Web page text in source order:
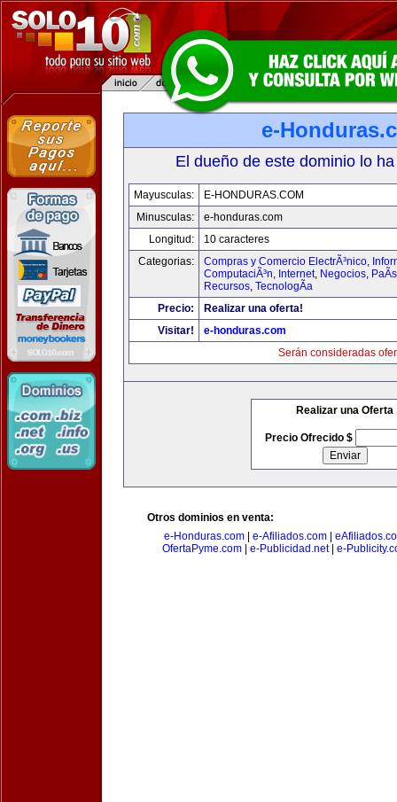
e-
El dueño de este dominio lo
Mayusculas:
E-HONDURAS.COM
Minusculas:
e-honduras.com
Longitud:
10 caracteres
Categorias:
Compras y Comercio ElectrÃ³nico,
ComputaciÃ³n, Internet, Negocios,
Recursos, TecnologÃ­a
Precio:
Realizar una oferta!
Visitar!
e-honduras.com
Serán consideradas
Realizar una Oferta
Precio Ofrecido $
Otros dominios en venta:
e-Honduras.com| e-Afiliados.com|
OfertaPyme.com| e-Publicidad.net| e-